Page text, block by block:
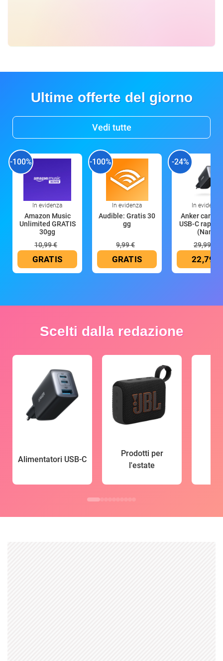
Ultime offerte del giorno
Vedi tutte
-100%
In evidenza
Amazon Music
Unlimited GRATIS
30gg
10,99 €
GRATIS
-100%
In evidenza
Audible: Gratis 30
gg
9,99 €
GRATIS
-24%
In evidenza
Anker
USB-C rapido
(Nano
29,99 €
22,79 €
Scelti dalla redazione
Alimentatori USB-C
Prodotti per
l'estate